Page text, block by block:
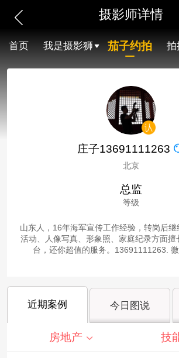
摄影师详情
首页 我是摄影狮 茄子约拍 拍
庄子13691111263
北京
总监
等级
山东人，16年海军宣传工作经验，转岗后
活动、人像写真、形象照、家庭纪录方面擅
台，还你超值的服务。13691111263.
近期案例 今日图说
房地产 技